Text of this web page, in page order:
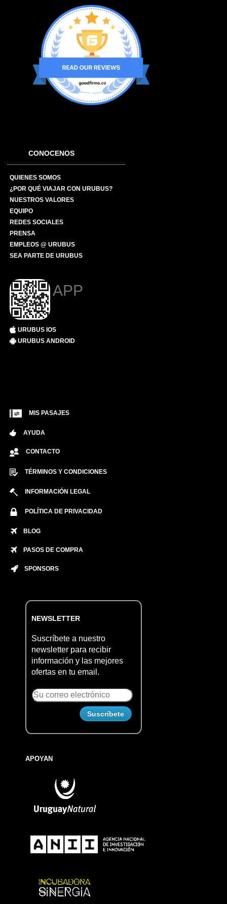
CONOCENOS
QUIENES SOMOS
¿POR QUÉ VIAJAR CON URUBUS?
NUESTROS VALORES
EQUIPO
REDES SOCIALES
PRENSA
EMPLEOS @ URUBUS
SEA PARTE DE URUBUS
APP
URUBUS IOS
URUBUS ANDROID
MIS PASAJES
AYUDA
CONTACTO
TÉRMINOS Y CONDICIONES
INFORMACIÓN LEGAL
POLÍTICA DE PRIVACIDAD
BLOG
PASOS DE COMPRA
SPONSORS
NEWSLETTER
Suscríbete a nuestro
newsletter para recibir
información y las mejores
ofertas en tu email.
APOYAN